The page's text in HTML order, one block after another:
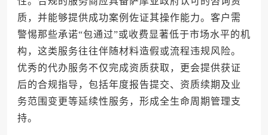
质，并能够提供成功案例佐证其操作能力。客户需
警惕那些承诺“包通过”或收费显著低于市场水平的机
构，这类服务往往伴随材料造假或流程违规风险。
优秀的代办服务不仅完成资质获取，更会提供获证
后的合规指导，包括年度报告提交、资质续期及业
务范围变更等延续性服务，形成全生命周期管理支
持。